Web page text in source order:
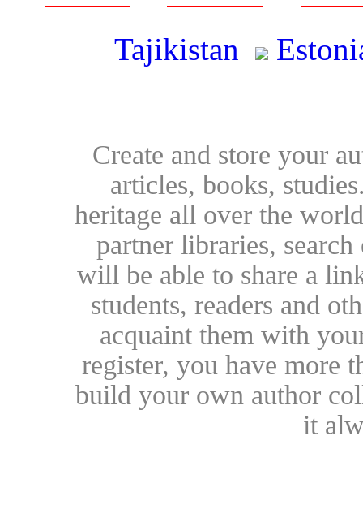
Tajikistan
Create and store your
articles, books,
heritage all over the
partner libraries,
will be able to share a
students, readers and
acquaint them with
register, you have more
build your own author
it